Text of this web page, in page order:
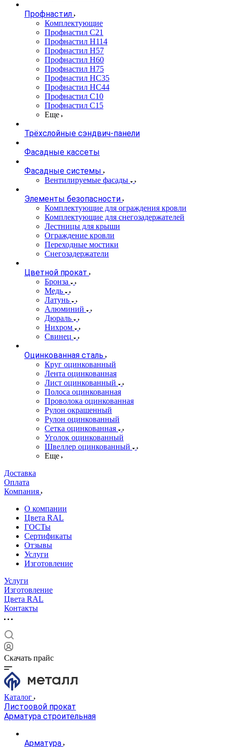
Профнастил
Комплектующие
Профнастил C21
Профнастил Н114
Профнастил Н57
Профнастил Н60
Профнастил Н75
Профнастил НС35
Профнастил НС44
Профнастил С10
Профнастил С15
Еще
Трёхслойные сэндвич-панели
Фасадные кассеты
Фасадные системы
Вентилируемые фасады
Элементы безопасности
Комплектующие для ограждения кровли
Комплектующие для снегозадержателей
Лестницы для крыши
Ограждение кровли
Переходные мостики
Снегозадержатели
Цветной прокат
Бронза
Медь
Латунь
Алюминий
Дюраль
Нихром
Свинец
Оцинкованная сталь
Круг оцинкованный
Лента оцинкованная
Лист оцинкованный
Полоса оцинкованная
Проволока оцинкованная
Рулон окрашенный
Рулон оцинкованный
Сетка оцинкованная
Уголок оцинкованный
Швеллер оцинкованный
Еще
Доставка
Оплата
Компания
О компании
Цвета RAL
ГОСТы
Сертификаты
Отзывы
Услуги
Изготовление
Услуги
Изготовление
Цвета RAL
Контакты
Скачать прайс
Каталог
Листоовой прокат
Арматура строительная
Арматура